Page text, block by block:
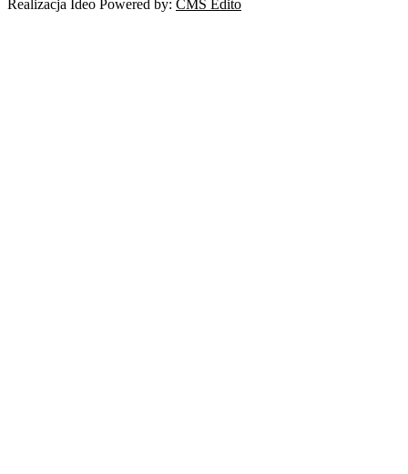
Realizacja Ideo Powered by: CMS Edito